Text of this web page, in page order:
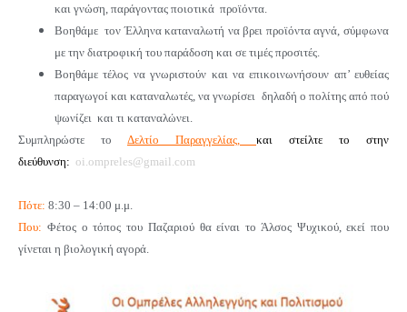
και γνώση, παράγοντας ποιοτικά προϊόντα.
Βοηθάμε τον Έλληνα καταναλωτή να βρει προϊόντα αγνά, σύμφωνα
με την διατροφική του παράδοση και σε τιμές προσιτές.
Βοηθάμε τέλος να γνωριστούν και να επικοινωνήσουν απ’ ευθείας
παραγωγοί και καταναλωτές, να γνωρίσει δηλαδή ο πολίτης από πού
ψωνίζει και τι καταναλώνει.
Συμπληρώστε το
Δελτίο Παραγγελίας,
και στείλτε το στην
διεύθυνση: oi.ompreles@gmail.com
Πότε: 8:30 – 14:00 μ.μ.
Που: Φέτος ο τόπος του Παζαριού θα είναι το Άλσος Ψυχικού, εκεί που
γίνεται η βιολογική αγορά.